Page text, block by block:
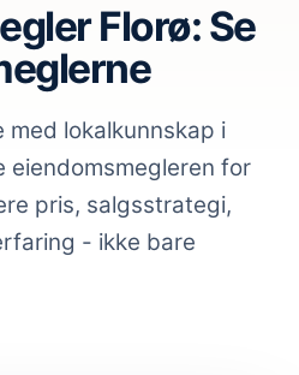
Florø: Se
med lokalkunnskap i
eiendomsmegleren for
pris, salgsstrategi,
- ikke bare